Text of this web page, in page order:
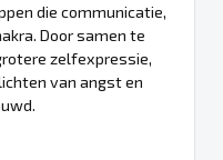
die communicatie,
Door samen te
zelfexpressie,
van angst en